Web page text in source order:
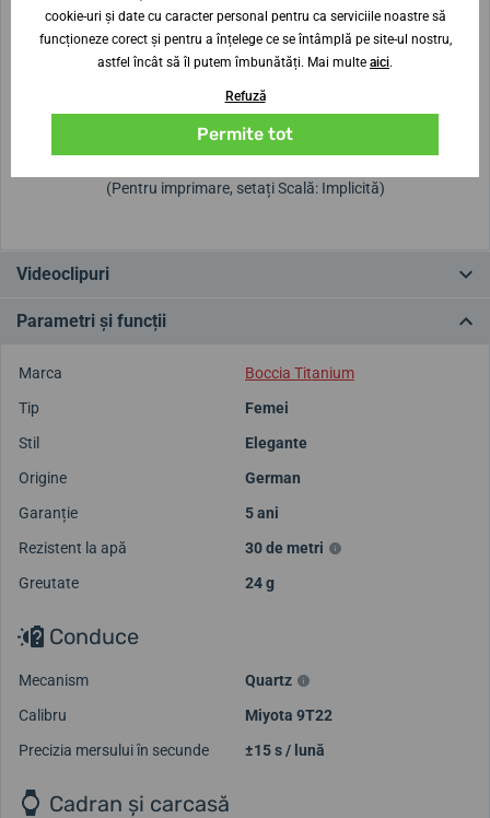
Înălțimea carcasei
6,8 mm
Diametrul carcasei
36 mm
Nu ești sigur de dimensiune?
Modele de dimensiuni de imprimare
(Pentru imprimare, setați Scală: Implicită)
Videoclipuri
Parametri și funcții
Marca
Boccia Titanium
Tip
Femei
Stil
Elegante
Origine
German
Garanție
5 ani
Rezistent la apă
30 de metri
Greutate
24 g
Conduce
Mecanism
Quartz
Calibru
Miyota 9T22
Precizia mersului în secunde
±15 s / lună
Cadran și carcasă
cookie-uri și date cu caracter personal pentru ca serviciile noastre să
funcționeze corect și pentru a înțelege ce se întâmplă pe site-ul nostru,
astfel încât să îl putem îmbunătăți. Mai multe aici.
Refuză
Permite tot